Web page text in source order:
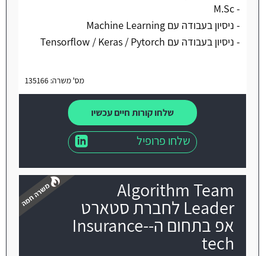
- M.Sc
- ניסיון בעבודה עם Machine Learning
- ניסיון בעבודה עם Tensorflow / Keras / Pytorch
מס' משרה: 135166
שלחו קורות חיים עכשיו
שלחו פרופיל
Algorithm Team
Leader לחברת סטארט
אפ בתחום ה-Insurance-
tech